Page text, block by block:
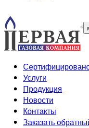
Услуги
Продукция
Новости
Контакты
Заказать